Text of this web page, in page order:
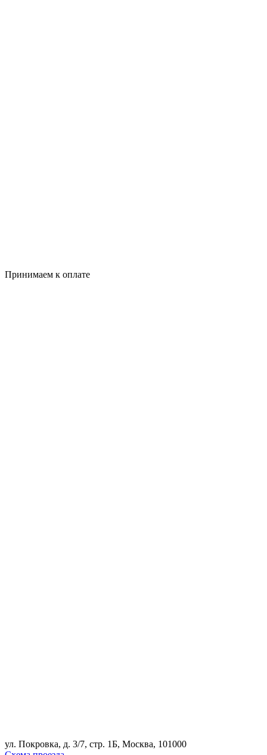
Принимаем к оплате
ул. Покровка, д. 3/7, стр. 1Б, Москва, 101000